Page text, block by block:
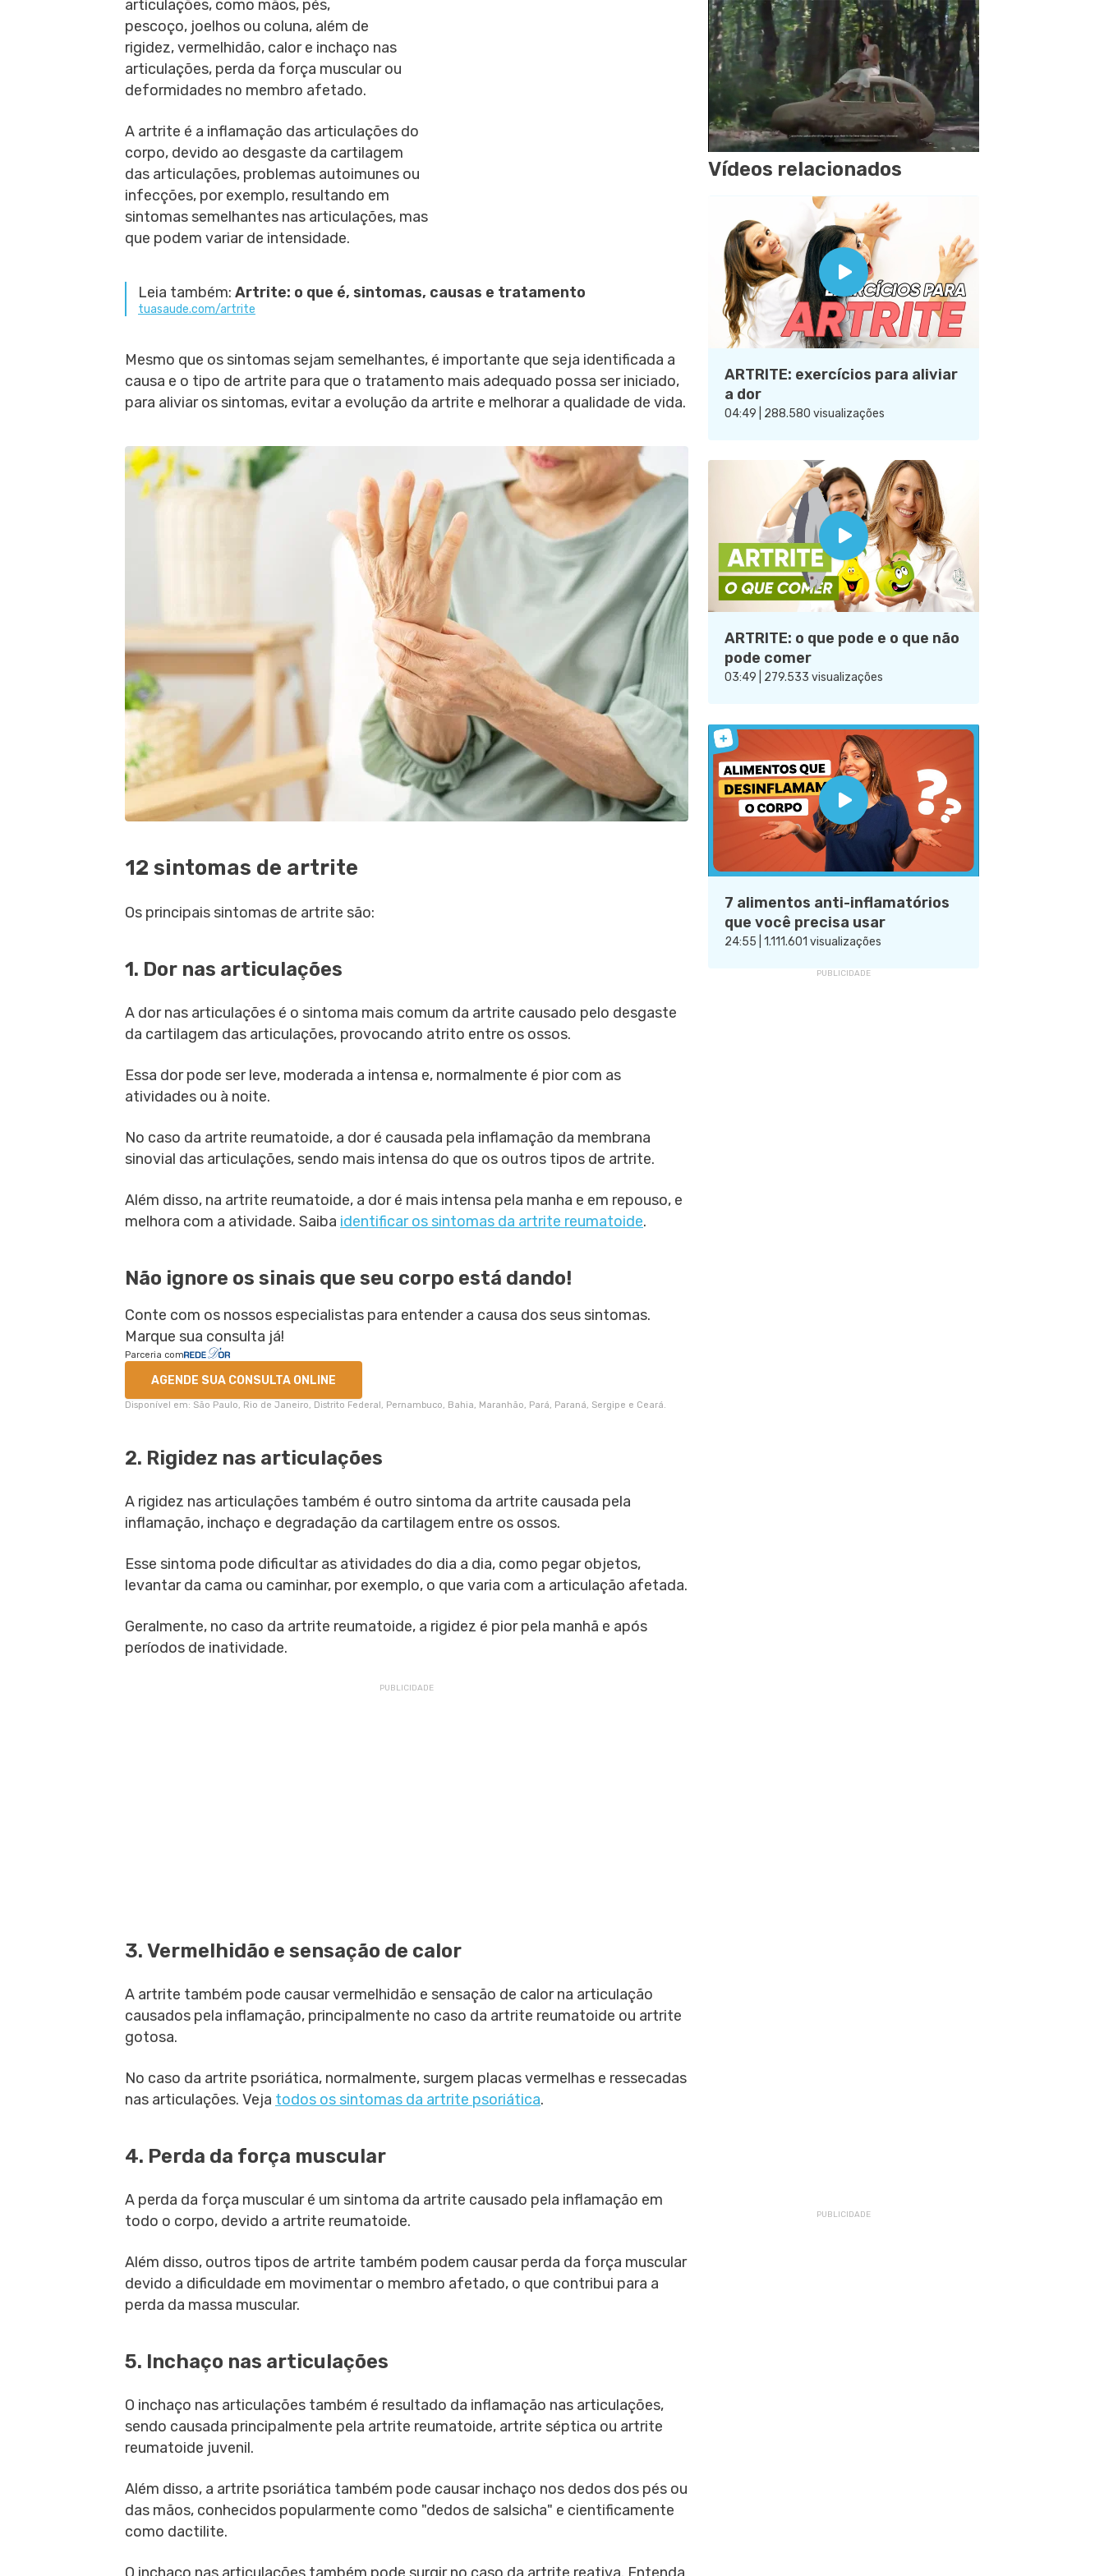
articulações, como mãos, pés,
pescoço, joelhos ou coluna, além de
rigidez, vermelhidão, calor e inchaço nas
articulações, perda da força muscular ou
deformidades no membro afetado.
A artrite é a inflamação das articulações do
corpo, devido ao desgaste da cartilagem
das articulações, problemas autoimunes ou
infecções, por exemplo, resultando em
sintomas semelhantes nas articulações, mas
que podem variar de intensidade.
Leia também: Artrite: o que é, sintomas, causas e tratamento
tuasaude.com/artrite
Mesmo que os sintomas sejam semelhantes, é importante que seja identificada a
causa e o tipo de artrite para que o tratamento mais adequado possa ser iniciado,
para aliviar os sintomas, evitar a evolução da artrite e melhorar a qualidade de vida.
12 sintomas de artrite
Os principais sintomas de artrite são:
1. Dor nas articulações
A dor nas articulações é o sintoma mais comum da artrite causado pelo desgaste
da cartilagem das articulações, provocando atrito entre os ossos.
Essa dor pode ser leve, moderada a intensa e, normalmente é pior com as
atividades ou à noite.
No caso da artrite reumatoide, a dor é causada pela inflamação da membrana
sinovial das articulações, sendo mais intensa do que os outros tipos de artrite.
Além disso, na artrite reumatoide, a dor é mais intensa pela manha e em repouso, e
melhora com a atividade. Saiba identificar os sintomas da artrite reumatoide.
Não ignore os sinais que seu corpo está dando!
Conte com os nossos especialistas para entender a causa dos seus sintomas.
Marque sua consulta já!
Parceria com
AGENDE SUA CONSULTA ONLINE
Disponível em: São Paulo, Rio de Janeiro, Distrito Federal, Pernambuco, Bahia, Maranhão, Pará, Paraná, Sergipe e Ceará.
2. Rigidez nas articulações
A rigidez nas articulações também é outro sintoma da artrite causada pela
inflamação, inchaço e degradação da cartilagem entre os ossos.
Esse sintoma pode dificultar as atividades do dia a dia, como pegar objetos,
levantar da cama ou caminhar, por exemplo, o que varia com a articulação afetada.
Geralmente, no caso da artrite reumatoide, a rigidez é pior pela manhã e após
períodos de inatividade.
3. Vermelhidão e sensação de calor
A artrite também pode causar vermelhidão e sensação de calor na articulação
causados pela inflamação, principalmente no caso da artrite reumatoide ou artrite
gotosa.
No caso da artrite psoriática, normalmente, surgem placas vermelhas e ressecadas
nas articulações. Veja todos os sintomas da artrite psoriática.
4. Perda da força muscular
A perda da força muscular é um sintoma da artrite causado pela inflamação em
todo o corpo, devido a artrite reumatoide.
Além disso, outros tipos de artrite também podem causar perda da força muscular
devido a dificuldade em movimentar o membro afetado, o que contribui para a
perda da massa muscular.
5. Inchaço nas articulações
O inchaço nas articulações também é resultado da inflamação nas articulações,
sendo causada principalmente pela artrite reumatoide, artrite séptica ou artrite
reumatoide juvenil.
Além disso, a artrite psoriática também pode causar inchaço nos dedos dos pés ou
das mãos, conhecidos popularmente como "dedos de salsicha" e cientificamente
como dactilite.
Vídeos relacionados
ARTRITE: exercícios para aliviar
a dor
04:49 | 288.580 visualizações
ARTRITE: o que pode e o que não
pode comer
03:49 | 279.533 visualizações
7 alimentos anti-inflamatórios
que você precisa usar
24:55 | 1.111.601 visualizações